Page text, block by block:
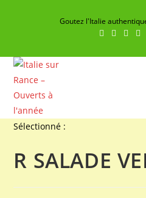
Goutez l'Italie
Sélectionné :
R SALADE